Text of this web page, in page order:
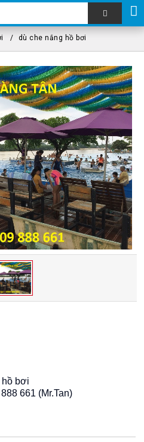
dù che nắng hồ bơi
hồ bơi
661 (Mr.Tan)